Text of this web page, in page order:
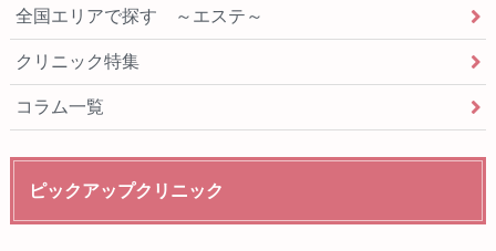
全国エリアで探す ～エステ～
クリニック特集
コラム一覧
ピックアップクリニック